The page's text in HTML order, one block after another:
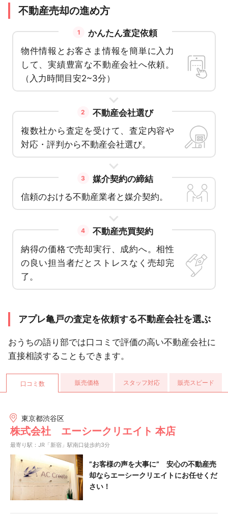
不動産売却の進め方
1
かんたん査定依頼
物件情報とお客さま情報を簡単に入力
して、実績豊富な不動産会社へ依頼。
（入力時間目安2~3分）
2
不動産会社選び
複数社から査定を受けて、査定内容や
対応・評判から不動産会社選び。
3
媒介契約の締結
信頼のおける不動産業者と媒介契約。
4
不動産売買契約
納得の価格で売却実行、成約へ。相性
の良い担当者だとストレスなく売却完
了。
アプレ亀戸の査定を依頼する不動産会社を選ぶ
おうちの語り部では口コミで評価の高い不動産会社に
直接相談することもできます。
口コミ数 販売価格 スタッフ対応 販売スピード
東京都渋谷区
株式会社 エーシークリエイト 本店
最寄り駅：JR「新宿」駅南口徒歩約3分
”お客様の声を大事に” 安心の不動産売
却ならエーシークリエイトにお任せくだ
さい！